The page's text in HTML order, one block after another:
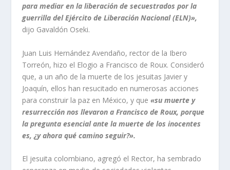
para mediar en la liberación de secuestrados por la
guerrilla del Ejército de Liberación Nacional (ELN)»,
dijo Gavaldón Oseki.
Juan Luis Hernández Avendaño, rector de la Ibero
Torreón, hizo el Elogio a Francisco de Roux. Consideró
que, a un año de la muerte de los jesuitas Javier y
Joaquín, ellos han resucitado en numerosas acciones
para construir la paz en México, y que «su muerte y
resurrección nos llevaron a Francisco de Roux, porque
la pregunta esencial ante la muerte de los inocentes
es, ¿y ahora qué camino seguir?».
El jesuita colombiano, agregó el Rector, ha sembrado